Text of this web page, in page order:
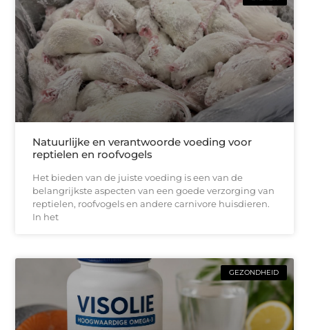
Natuurlijke en verantwoorde voeding voor
reptielen en roofvogels
Het bieden van de juiste voeding is een van de
belangrijkste aspecten van een goede verzorging van
reptielen, roofvogels en andere carnivore huisdieren.
In het
GEZONDHEID